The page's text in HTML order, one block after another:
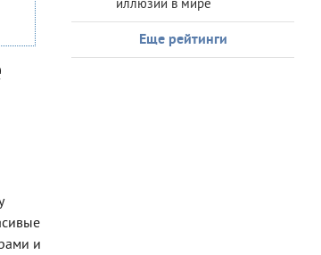
и
иллюзий в мире
Еще рейтинги